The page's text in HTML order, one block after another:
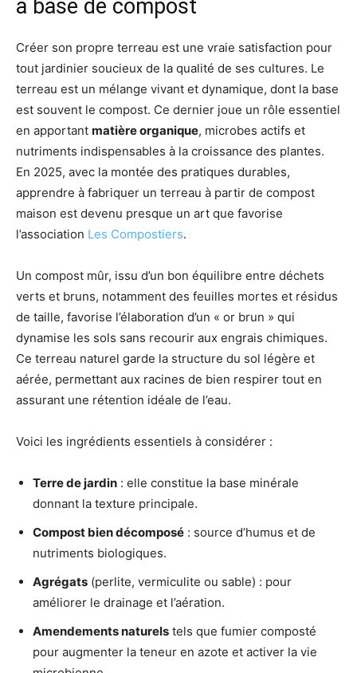
à base de compost
Créer son propre terreau est une vraie satisfaction pour
tout jardinier soucieux de la qualité de ses cultures. Le
terreau est un mélange vivant et dynamique, dont la base
est souvent le compost. Ce dernier joue un rôle essentiel
en apportant matière organique, microbes actifs et
nutriments indispensables à la croissance des plantes.
En 2025, avec la montée des pratiques durables,
apprendre à fabriquer un terreau à partir de compost
maison est devenu presque un art que favorise
l’association Les Compostiers.
Un compost mûr, issu d’un bon équilibre entre déchets
verts et bruns, notamment des feuilles mortes et résidus
de taille, favorise l’élaboration d’un « or brun » qui
dynamise les sols sans recourir aux engrais chimiques.
Ce terreau naturel garde la structure du sol légère et
aérée, permettant aux racines de bien respirer tout en
assurant une rétention idéale de l’eau.
Voici les ingrédients essentiels à considérer :
Terre de jardin : elle constitue la base minérale
donnant la texture principale.
Compost bien décomposé : source d’humus et de
nutriments biologiques.
Agrégats (perlite, vermiculite ou sable) : pour
améliorer le drainage et l’aération.
Amendements naturels tels que fumier composté
pour augmenter la teneur en azote et activer la vie